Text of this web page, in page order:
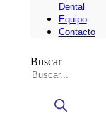
Dental
Equipo
Contacto
Buscar